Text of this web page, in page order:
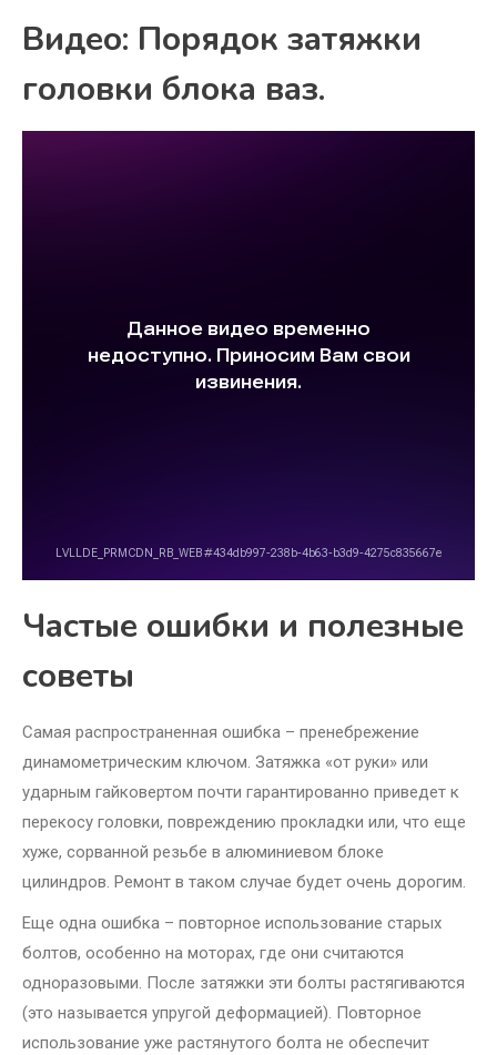
Видео: Порядок затяжки
головки блока ваз.
Частые ошибки и полезные
советы
Самая распространенная ошибка – пренебрежение
динамометрическим ключом. Затяжка «от руки» или
ударным гайковертом почти гарантированно приведет к
перекосу головки, повреждению прокладки или, что еще
хуже, сорванной резьбе в алюминиевом блоке
цилиндров. Ремонт в таком случае будет очень дорогим.
Еще одна ошибка – повторное использование старых
болтов, особенно на моторах, где они считаются
одноразовыми. После затяжки эти болты растягиваются
(это называется упругой деформацией). Повторное
использование уже растянутого болта не обеспечит